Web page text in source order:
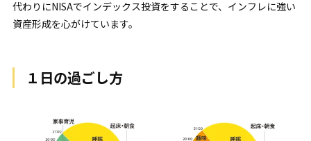
代わりにNISAでインデックス投資をすることで、インフレに強い
資産形成を心がけています。
１日の過ごし方